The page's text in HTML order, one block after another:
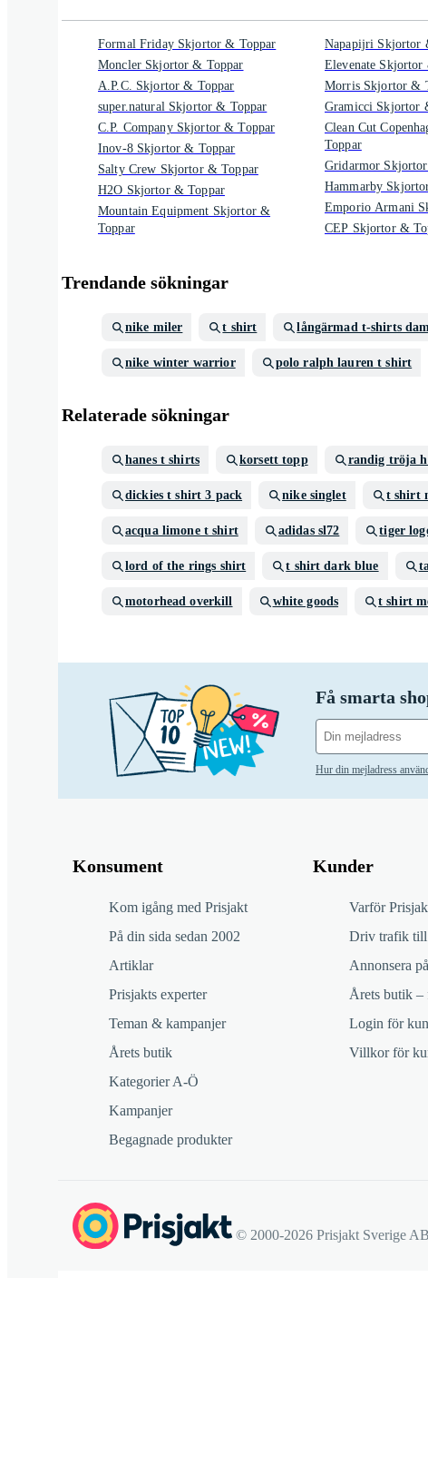
Formal Friday Skjortor & Toppar
Moncler Skjortor & Toppar
A.P.C. Skjortor & Toppar
super.natural Skjortor & Toppar
C.P. Company Skjortor & Toppar
Inov-8 Skjortor & Toppar
Salty Crew Skjortor & Toppar
H2O Skjortor & Toppar
Mountain Equipment Skjortor &
Toppar
Napapijri Skjortor
Elevenate Skjortor
Morris Skjortor &
Gramicci Skjortor
Clean Cut
Toppar
Gridarmor
Hammarby
Emporio Armani
CEP Skjortor &
Trendande sökningar
nike miler t shirt långärmad t-shirts
nike winter warrior polo ralph lauren t shirt
Relaterade sökningar
hanes t shirts korsett topp randig tröja
dickies t shirt 3 pack nike singlet t shirt
acqua limone t shirt adidas sl72 tiger
lord of the rings shirt t shirt dark blue
motorhead overkill white goods t shirt
Få smarta
Hur din mejladress
Konsument
Kom igång med Prisjakt
På din sida sedan 2002
Artiklar
Prisjakts experter
Teman & kampanjer
Årets butik
Kategorier A-Ö
Kampanjer
Begagnade produkter
Kunder
Varför
Driv trafik
Annonsera
Årets butik –
Login för
Villkor för
© 2000-2026 Prisjakt Sverige AB